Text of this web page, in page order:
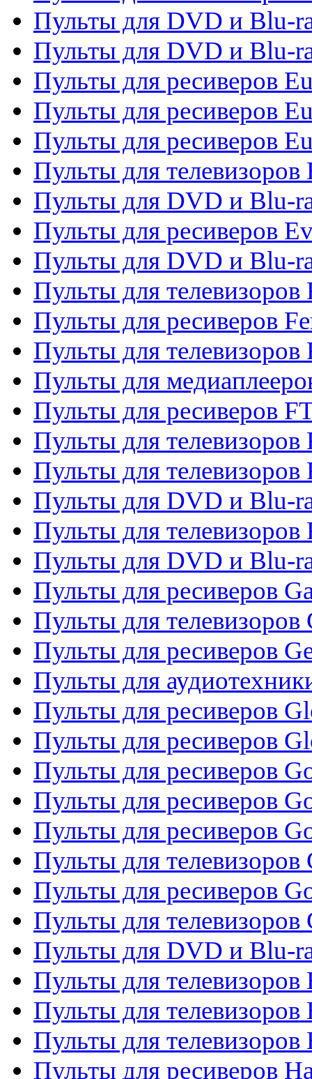
Пульты для DVD и Blu-
Пульты для DVD и Blu-
Пульты для ресиверов
Пульты для ресиверов
Пульты для ресиверов
Пульты для телевизоров
Пульты для DVD и Blu-
Пульты для ресиверов
Пульты для DVD и Blu-
Пульты для телевизоров
Пульты для ресиверов
Пульты для
Пульты для
Пульты для ресиверов
Пульты для телевизоров
Пульты для телевизоров
Пульты для DVD и Blu-
Пульты для телевизоров
Пульты для DVD и Blu-
Пульты для ресиверов
Пульты для телевизоров
Пульты для ресиверов
Пульты для
Пульты для ресиверов
Пульты для ресиверов
Пульты для ресиверов
Пульты для ресиверов
Пульты для ресиверов
Пульты для телевизоров
Пульты для ресиверов
Пульты для телевизоров
Пульты для DVD и Blu-
Пульты для телевизоров
Пульты для телевизоров
Пульты для
Пульты для ресиверов